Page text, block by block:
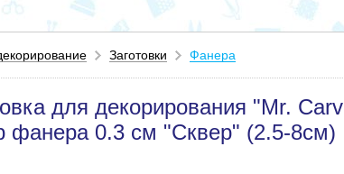
Заготовки Фанера
для декорирования "Mr.
фанера 0.3 см "Сквер" (2.5-8см)